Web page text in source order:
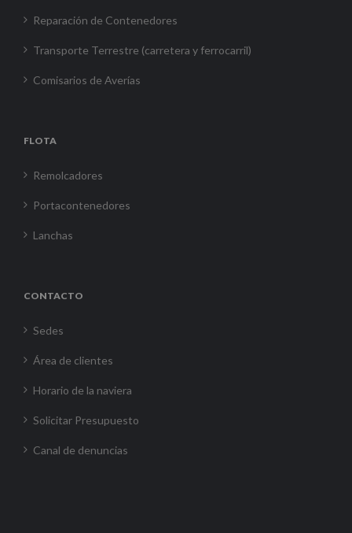
Reparación de Contenedores
Transporte Terrestre (carretera y ferrocarril)
Comisarios de Averías
FLOTA
Remolcadores
Portacontenedores
Lanchas
CONTACTO
Sedes
Área de clientes
Horario de la naviera
Solicitar Presupuesto
Canal de denuncias